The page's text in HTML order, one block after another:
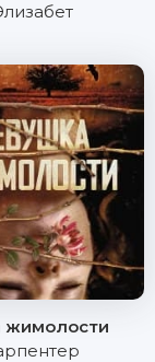
жимолости